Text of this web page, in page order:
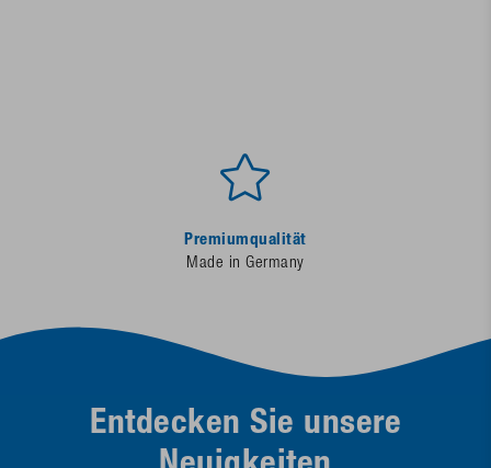
Premiumqualität
Made in Germany
Entdecken Sie unsere